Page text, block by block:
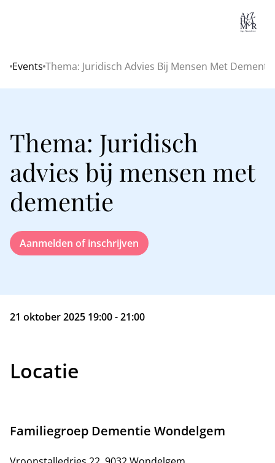
Home
Events Thema: Juridisch Advies Bij Mensen Met Dementie
Thema: Juridisch
advies bij mensen met
dementie
Aanmelden of inschrijven
21 oktober 2025 19:00 - 21:00
Locatie
Familiegroep Dementie Wondelgem